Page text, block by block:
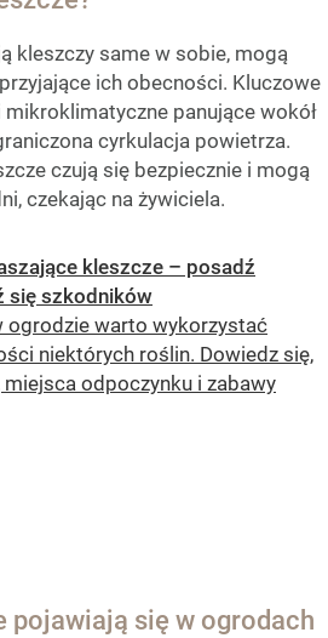
kleszczy same w sobie, mogą
ich obecności. Kluczowe
panujące wokół
cyrkulacja powietrza.
czują się bezpiecznie i mogą
czekając na żywiciela.
kleszcze – posadź
się szkodników
ogrodzie warto wykorzystać
niektórych roślin. Dowiedz się,
odpoczynku i zabawy
pojawiają się w ogrodach